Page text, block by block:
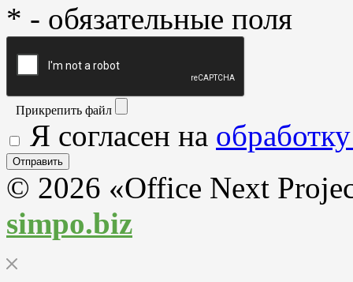
* - обязательные поля
Прикрепить файл
Я согласен на
© 2026 «Office Next
simpo.biz